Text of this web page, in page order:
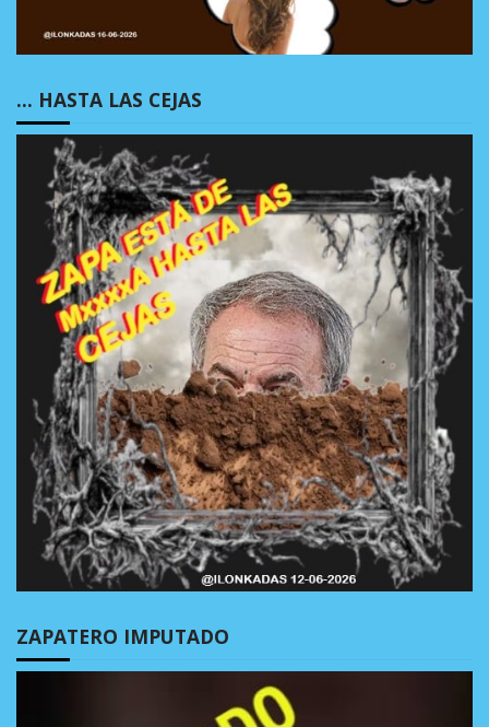
… HASTA LAS CEJAS
ZAPATERO IMPUTADO